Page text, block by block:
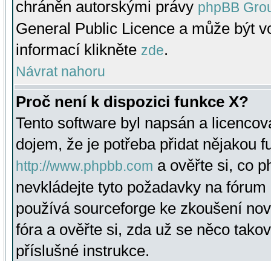
chráněn autorskými právy phpBB
General Public Licence a může být
informací klikněte zde.
Návrat nahoru
Proč není k dispozici funkce X?
Tento software byl napsán a
dojem, že je potřeba přidat nějakou
http://www.phpbb.com a ověřte si, co
nevkládejte tyto požadavky na
používá sourceforge ke zkoušení
fóra a ověřte si, zda už se něco
příslušné instrukce.